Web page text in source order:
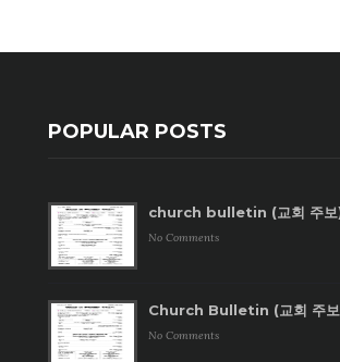
POPULAR POSTS
church bulletin (교회 주
No Comments
Church Bulletin (교회 주
No Comments